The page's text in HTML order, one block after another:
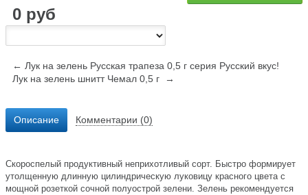
0 руб
← Лук на зелень Русская трапеза 0,5 г серия Русский вкус!
Лук на зелень шнитт Чемал 0,5 г →
Описание Комментарии (0)
Скороспелый продуктивный неприхотливый сорт. Быстро формирует
утолщенную длинную цилиндрическую луковицу красного цвета с
мощной розеткой сочной полуострой зелени. Зелень рекомендуется